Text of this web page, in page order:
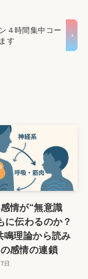
４時間集中コー
す
情が“無意識
に伝わるのか？
理論から読み
感情の連鎖
日